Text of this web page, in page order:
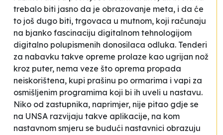
trebalo biti jasno da je obrazovanje meta, i da će
to još dugo biti, trgovaca u mutnom, koji računaju
na bjanko fascinaciju digitalnom tehnologijom
digitalno polupismenih donosilaca odluka. Tenderi
za nabavku takve opreme prolaze kao ugrijan nož
kroz puter, nema veze što oprema propada
neiskorištena, kupi prašinu po ormarima i vapi za
osmišljenim programima koji bi ih uveli u nastavu.
Niko od zastupnika, naprimjer, nije pitao gdje se
na UNSA razvijaju takve aplikacije, na kom
nastavnom smjeru se budući nastavnici obrazuju